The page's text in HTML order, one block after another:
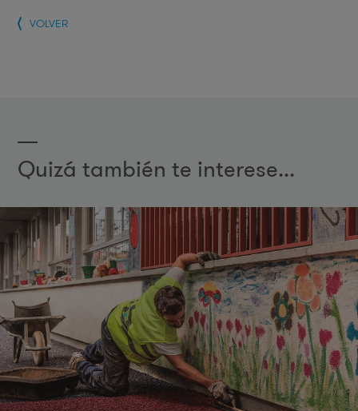
VOLVER
Quizá también te interese...